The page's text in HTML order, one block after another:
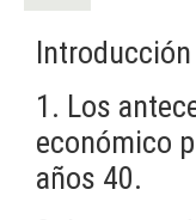
Introducción
1. Los
económico
años 40.